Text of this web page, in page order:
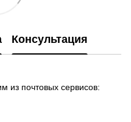
Консультация
из почтовых сервисов: